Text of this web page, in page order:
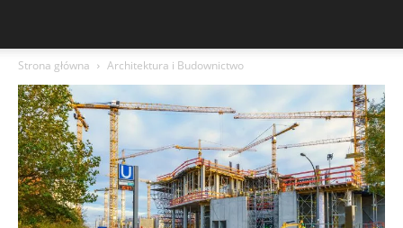
Strona główna Architektura i Budownictwo